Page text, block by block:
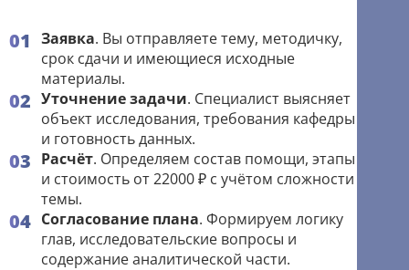
Заявка. Вы отправляете тему, методичку,
срок сдачи и имеющиеся исходные
материалы.
Уточнение задачи. Специалист выясняет
объект исследования, требования кафедры
и готовность данных.
Расчёт. Определяем состав помощи, этапы
и стоимость от 22000 ₽ с учётом сложности
темы.
Согласование плана. Формируем логику
глав, исследовательские вопросы и
содержание аналитической части.